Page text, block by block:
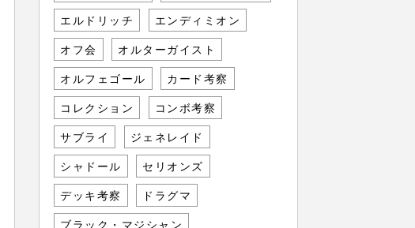
エルドリッチ エンディミオン
オフ会 オルターガイスト
オルフェゴール カード考察
コレクション コンボ考察
サブライ ジェネレイド
シャドール セリオンズ
デッキ考察 ドラグマ
ブラック・マジシャン